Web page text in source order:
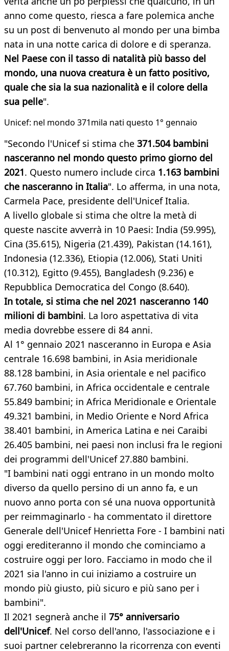
anno come questo, riesca a fare polemica anche
su un post di benvenuto al mondo per una bimba
nata in una notte carica di dolore e di speranza.
Nel Paese con il tasso di natalità più basso del
mondo, una nuova creatura è un fatto positivo,
quale che sia la sua nazionalità e il colore della
sua pelle".
Unicef: nel mondo 371mila nati questo 1° gennaio​
"Secondo l'Unicef si stima che 371.504 bambini
nasceranno nel mondo questo primo giorno del
2021. Questo numero include circa 1.163 bambini
che nasceranno in Italia". Lo afferma, in una nota,
Carmela Pace, presidente dell'Unicef Italia.
A livello globale si stima che oltre la metà di
queste nascite avverrà in 10 Paesi: India (59.995),
Cina (35.615), Nigeria (21.439), Pakistan (14.161),
Indonesia (12.336), Etiopia (12.006), Stati Uniti
(10.312), Egitto (9.455), Bangladesh (9.236) e
Repubblica Democratica del Congo (8.640).
In totale, si stima che nel 2021 nasceranno 140
milioni di bambini. La loro aspettativa di vita
media dovrebbe essere di 84 anni.
Al 1° gennaio 2021 nasceranno in Europa e Asia
centrale 16.698 bambini, in Asia meridionale
88.128 bambini, in Asia orientale e nel pacifico
67.760 bambini, in Africa occidentale e centrale
55.849 bambini; in Africa Meridionale e Orientale
49.321 bambini, in Medio Oriente e Nord Africa
38.401 bambini, in America Latina e nei Caraibi
26.405 bambini, nei paesi non inclusi fra le regioni
dei programmi dell'Unicef 27.880 bambini.
"I bambini nati oggi entrano in un mondo molto
diverso da quello persino di un anno fa, e un
nuovo anno porta con sé una nuova opportunità
per reimmaginarlo - ha commentato il direttore
Generale dell'Unicef Henrietta Fore - I bambini nati
oggi erediteranno il mondo che cominciamo a
costruire oggi per loro. Facciamo in modo che il
2021 sia l'anno in cui iniziamo a costruire un
mondo più giusto, più sicuro e più sano per i
bambini".
Il 2021 segnerà anche il 75° anniversario
dell'Unicef. Nel corso dell'anno, l'associazione e i
suoi partner celebreranno la ricorrenza con eventi